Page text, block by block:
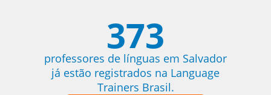
373
professores de línguas em Salvador
já estão registrados na Language
Trainers Brasil.